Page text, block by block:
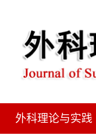
外科理论与实践